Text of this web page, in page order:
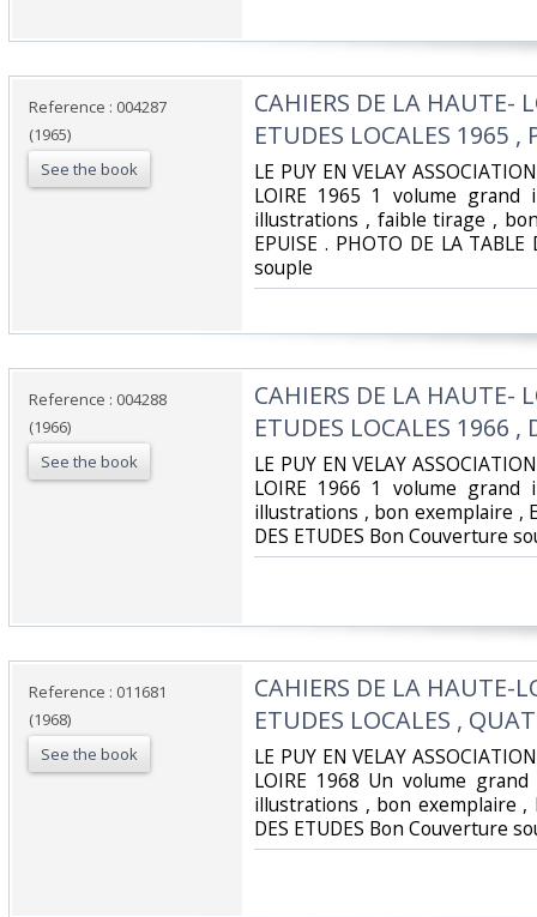
Reference : 004287
(1965)
See the book
‎CAHIERS DE LA HAUTE-
ETUDES LOCALES 1965 ,
‎LE PUY EN VELAY
LOIRE 1965 1 volume
illustrations , faible tirage ,
EPUISE . PHOTO DE LA
souple ‎
Reference : 004288
(1966)
See the book
‎CAHIERS DE LA HAUTE-
ETUDES LOCALES 1966 ,
‎LE PUY EN VELAY
LOIRE 1966 1 volume
illustrations , bon exemplaire ,
DES ETUDES Bon Couverture
Reference : 011681
(1968)
See the book
‎CAHIERS DE LA HAUTE-
ETUDES LOCALES ,
‎LE PUY EN VELAY
LOIRE 1968 Un volume
illustrations , bon exemplaire ,
DES ETUDES Bon Couverture